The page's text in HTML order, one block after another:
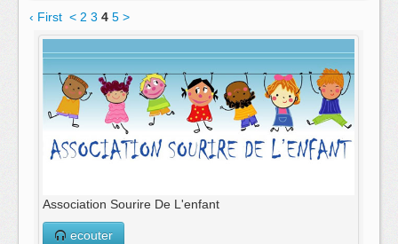
‹ First < 2 3 4 5 >
Association Sourire De L'enfant
ecouter